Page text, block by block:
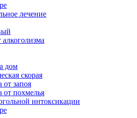
лечение
дом
скорая
от запоя
от похмелья
интоксикации